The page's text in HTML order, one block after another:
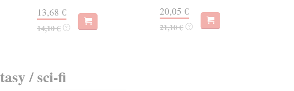
13,68 €
14,10 € ?
20,05 €
21,10 € ?
/ sci-fi